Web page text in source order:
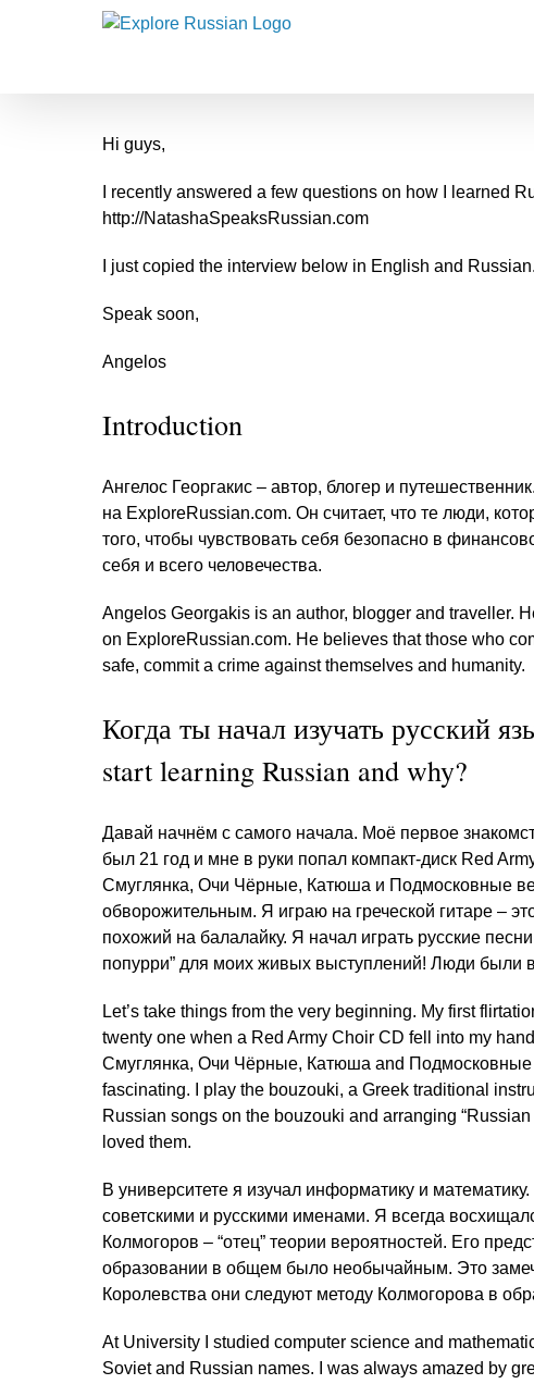
Hi guys,
I recently answered a few questions on how I learned
http://NatashaSpeaksRussian.com
I just copied the interview below in English and
Speak soon,
Angelos
Introduction
Ангелос Георгакис – автор, блогер и
на ExploreRussian.com. Он считает, что те люди,
того, чтобы чувствовать себя безопасно в
себя и всего человечества.
Angelos Georgakis is an author, blogger and traveller.
on ExploreRussian.com. He believes that those who
safe, commit a crime against themselves and humanity.
Когда ты начал изучать русский
start learning Russian and why?
Давай начнём с самого начала. Моё первое
был 21 год и мне в руки попал компакт-диск Red
Смуглянка, Очи Чёрные, Катюша и Подмосковные
обворожительным. Я играю на греческой гитаре –
похожий на балалайку. Я начал играть русские
попурри” для моих живых выступлений! Люди были в
Let’s take things from the very beginning. My first
twenty one when a Red Army Choir CD fell into my
Смуглянка, Очи Чёрные, Катюша and Подмосковные
fascinating. I play the bouzouki, a Greek traditional
Russian songs on the bouzouki and arranging
loved them.
В университете я изучал информатику и
советскими и русскими именами. Я всегда
Колмогоров – “отец” теории вероятностей. Его
образовании в общем было необычайным. Это
Королевства они следуют методу Колмогорова в
At University I studied computer science and
Soviet and Russian names. I was always amazed by